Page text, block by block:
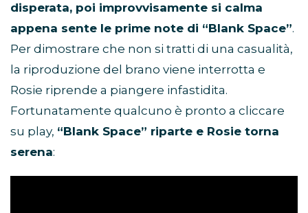
disperata, poi improvvisamente si calma
appena sente le prime note di “Blank Space”.
Per dimostrare che non si tratti di una casualità,
la riproduzione del brano viene interrotta e
Rosie riprende a piangere infastidita.
Fortunatamente qualcuno è pronto a cliccare
su play, “Blank Space” riparte e Rosie torna
serena: